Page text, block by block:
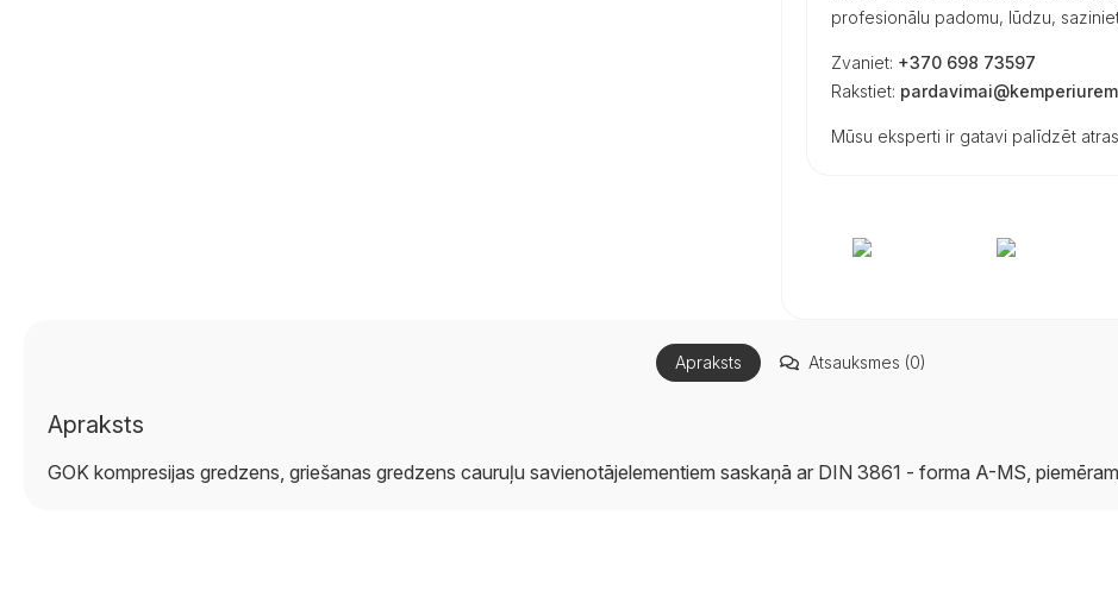
profesionālu padomu, lūdzu,
Zvaniet: +370 698 73597
Rakstiet:
Mūsu eksperti ir gatavi palīdzēt
Apraksts Atsauksmes (0)
Apraksts
GOK kompresijas gredzens, griešanas gredzens cauruļu savienotājelementiem saskaņā ar DIN 3861 - forma A-MS,